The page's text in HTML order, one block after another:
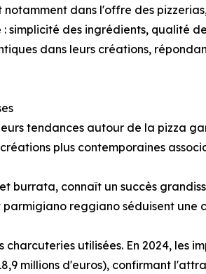
dans l'offre des
simplicité des ingrédients, qualité
dans leurs créations,
tendances autour de la pizza
plus contemporaines
burrata, connaît un succès
parmigiano reggiano séduisent
charcuteries utilisées. En 2024,
millions d'euros), confirmant